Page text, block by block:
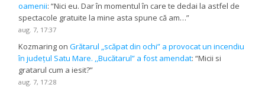
oamenii: “Nici eu. Dar în momentul în care te dedai la astfel de
spectacole gratuite la mine asta spune că am…”
aug. 7, 17:37
Kozmaring onGrătarul „scăpat din ochi” a provocat un incendiu
în județul Satu Mare. ,,Bucătarul” a fost amendat: “Micii si
gratarul cum a iesit?”
aug. 7, 17:28